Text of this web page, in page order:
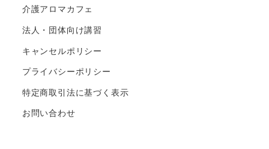
介護アロマカフェ
法人・団体向け講習
キャンセルポリシー
プライバシーポリシー
特定商取引法に基づく表示
お問い合わせ